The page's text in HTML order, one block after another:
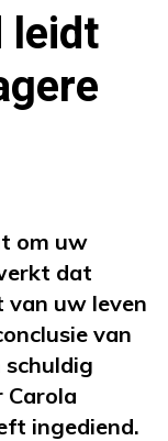
leidt
om uw
dat
uw leven
van
Carola
ingediend.